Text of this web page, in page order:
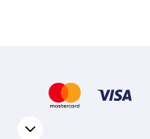
прокладки,
прямого та кутового